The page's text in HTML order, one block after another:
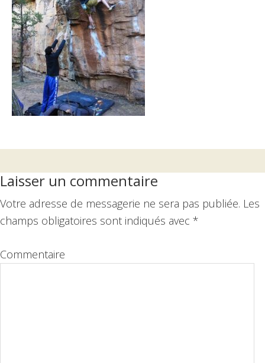
Interactions
du
lecteur
Laisser un commentaire
Votre adresse de messagerie ne sera pas publiée. Les
champs obligatoires sont indiqués avec *
Commentaire